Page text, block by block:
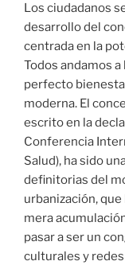
Los ciudadanos
desarrollo del
centrada en la
Todos andamos
perfecto
moderna. El
escrito en la
Conferencia
Salud), ha sido
definitorias del
urbanización,
mera
pasar a ser un
culturales y